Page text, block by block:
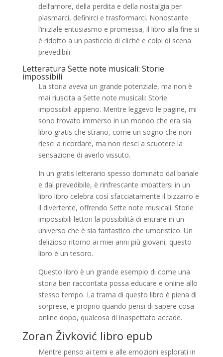
dell’amore, della perdita e della nostalgia per
plasmarci, definirci e trasformarci. Nonostante
l’iniziale entusiasmo e promessa, il libro alla fine si
è ridotto a un pasticcio di cliché e colpi di scena
prevedibili.
Letteratura Sette note musicali: Storie
impossibili
La storia aveva un grande potenziale, ma non è
mai riuscita a Sette note musicali: Storie
impossibili appieno. Mentre leggevo le pagine, mi
sono trovato immerso in un mondo che era sia
libro gratis che strano, come un sogno che non
riesci a ricordare, ma non riesci a scuotere la
sensazione di averlo vissuto.
In un gratis letterario spesso dominato dal banale
e dal prevedibile, è rinfrescante imbattersi in un
libro libro celebra così sfacciatamente il bizzarro e
il divertente, offrendo Sette note musicali: Storie
impossibili lettori la possibilità di entrare in un
universo che è sia fantastico che umoristico. Un
delizioso ritorno ai miei anni più giovani, questo
libro è un tesoro.
Questo libro è un grande esempio di come una
storia ben raccontata possa educare e online allo
stesso tempo. La trama di questo libro è piena di
sorprese, e proprio quando pensi di sapere cosa
online dopo, qualcosa di inaspettato accade.
Zoran Živković libro epub
Mentre penso ai temi e alle emozioni esplorati in